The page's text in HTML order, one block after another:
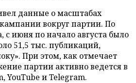
данные о масштабах
вокруг партии. По
с июня по начало августа было
51,5 тыс. публикаций,
При этом, как отмечает
партии активно ведется в
YouTube и Telegram.